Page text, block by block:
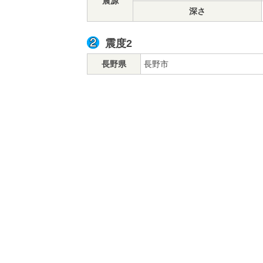
深さ
震度2
長野県 長野市